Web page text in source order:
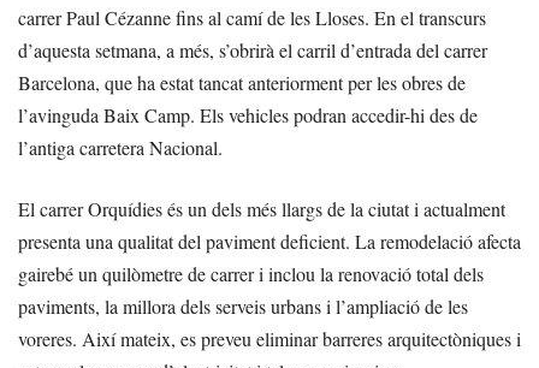
carrer Paul Cézanne fins al camí de les Lloses. En el transcurs
d’aquesta setmana, a més, s’obrirà el carril d’entrada del carrer
Barcelona, que ha estat tancat anteriorment per les obres de
l’avinguda Baix Camp. Els vehicles podran accedir-hi des de
l’antiga carretera Nacional.
El carrer Orquídies és un dels més llargs de la ciutat i actualment
presenta una qualitat del paviment deficient. La remodelació afecta
gairebé un quilòmetre de carrer i inclou la renovació total dels
paviments, la millora dels serveis urbans i l’ampliació de les
voreres. Així mateix, es preveu eliminar barreres arquitectòniques i